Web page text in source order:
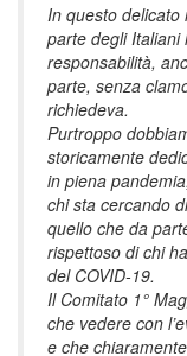
In questo
parte degli
responsabilità,
parte, senza
richiedeva.
Purtroppo
storicamente
in piena
chi sta cercando
quello che da
rispettoso di chi
del COVID-19.
Il Comitato 1°
che vedere con
e che